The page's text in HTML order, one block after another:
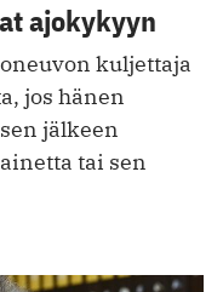
ajokykyyn
kuljettaja
jos hänen
jälkeen
tai sen